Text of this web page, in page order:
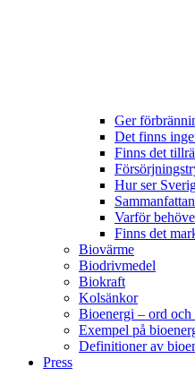
Ger
Det finns
Finns det
Hur ser
Varför
Finns det
Biovärme
Biodrivmedel
Biokraft
Kolsänkor
Bioenergi – ord och
Exempel på
Definitioner av
Press